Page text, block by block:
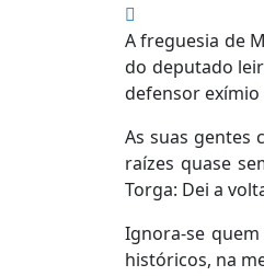
A freguesia de
do deputado
defensor exímio
As suas gentes
raízes quase
Torga: Dei a
Ignora-se
históricos, na